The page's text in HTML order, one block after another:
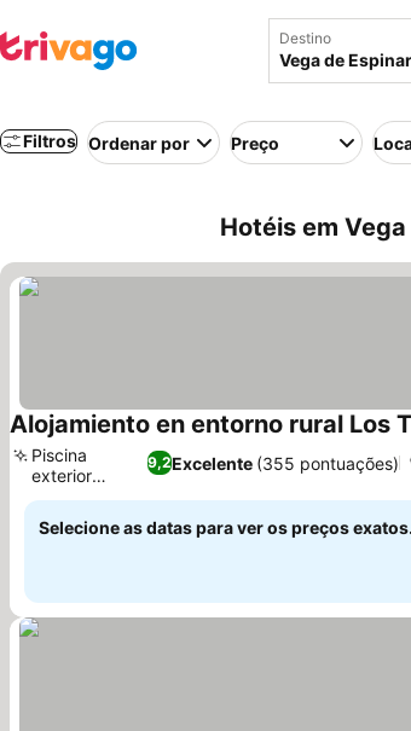
Destino
Filtros Ordenar por Preço
Hotéis em
Alojamiento en entorno rural Los
9,2Excelente (355 pontuações)
Piscina
exterior
sazonal
Selecione as datas para ver os preços exatos.